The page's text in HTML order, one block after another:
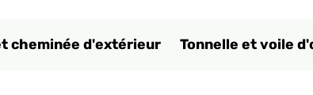
cheminée d'extérieur Tonnelle et voile